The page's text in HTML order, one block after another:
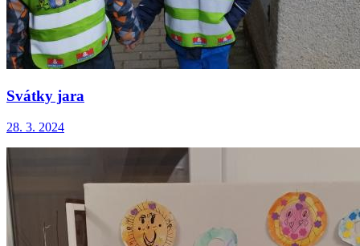
Svátky jara
28. 3. 2024